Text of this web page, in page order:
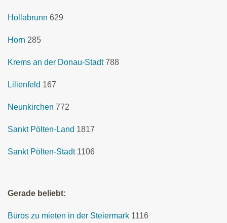
Hollabrunn 629
Horn 285
Krems an der Donau-Stadt 788
Lilienfeld 167
Neunkirchen 772
Sankt Pölten-Land 1817
Sankt Pölten-Stadt 1106
Gerade beliebt:
Büros zu mieten in der Steiermark 1116